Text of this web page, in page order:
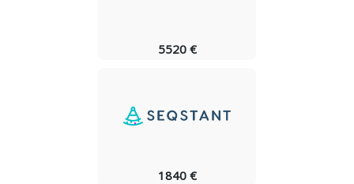
5520 €
1840 €